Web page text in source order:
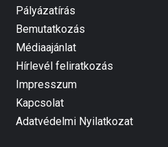
Pályázatírás
Bemutatkozás
Médiaajánlat
Hírlevél feliratkozás
Impresszum
Kapcsolat
Adatvédelmi Nyilatkozat